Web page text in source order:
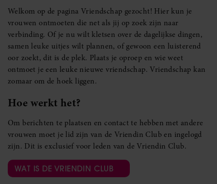
Welkom op de pagina Vriendschap gezocht! Hier kun je
vrouwen ontmoeten die net als jij op zoek zijn naar
verbinding. Of je nu wilt kletsen over de dagelijkse dingen,
samen leuke uitjes wilt plannen, of gewoon een luisterend
oor zoekt, dit is de plek. Plaats je oproep en wie weet
ontmoet je een leuke nieuwe vriendschap. Vriendschap kan
zomaar om de hoek liggen.
Hoe werkt het?
Om berichten te plaatsen en contact te hebben met andere
vrouwen moet je lid zijn van de Vriendin Club en ingelogd
zijn. Dit is exclusief voor leden van de Vriendin Club.
WAT IS DE VRIENDIN CLUB